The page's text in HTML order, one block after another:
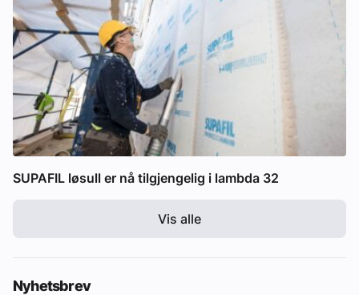
SUPAFIL løsull er nå tilgjengelig i lambda 32
Vis alle
Nyhetsbrev